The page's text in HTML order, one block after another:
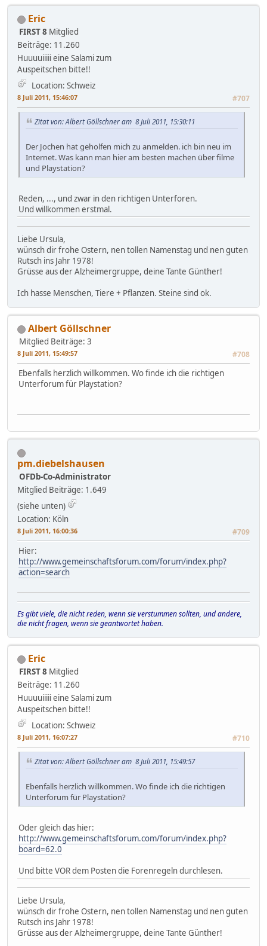
Eric
FIRST 8 Mitglied
Beiträge: 11.260
Huuuuiiiii eine Salami zum
Auspeitschen bitte!!
Location: Schweiz
8 Juli 2011, 15:46:07 #707
Zitat von: Albert Göllschner am 8 Juli 2011, 15:30:11
Der Jochen hat geholfen mich zu anmelden. ich bin neu im
Internet. Was kann man hier am besten machen über filme
und Playstation?
Reden, ..., und zwar in den richtigen Unterforen.
Und willkommen erstmal.
Liebe Ursula,
wünsch dir frohe Ostern, nen tollen Namenstag und nen guten
Rutsch ins Jahr 1978!
Grüsse aus der Alzheimergruppe, deine Tante Günther!
Ich hasse Menschen, Tiere + Pflanzen. Steine sind ok.
Albert Göllschner
Mitglied Beiträge: 3
8 Juli 2011, 15:49:57 #708
Ebenfalls herzlich willkommen. Wo finde ich die richtigen
Unterforum für Playstation?
pm.diebelshausen
OFDb-Co-Administrator
Mitglied Beiträge: 1.649
(siehe unten)
Location: Köln
8 Juli 2011, 16:00:36 #709
Hier:
http://www.gemeinschaftsforum.com/forum/index.php?
action=search
Es gibt viele, die nicht reden, wenn sie verstummen sollten, und andere,
die nicht fragen, wenn sie geantwortet haben.
Eric
FIRST 8 Mitglied
Beiträge: 11.260
Huuuuiiiii eine Salami zum
Auspeitschen bitte!!
Location: Schweiz
8 Juli 2011, 16:07:27 #710
Zitat von: Albert Göllschner am 8 Juli 2011, 15:49:57
Ebenfalls herzlich willkommen. Wo finde ich die richtigen
Unterforum für Playstation?
Oder gleich das hier:
http://www.gemeinschaftsforum.com/forum/index.php?
board=62.0
Und bitte VOR dem Posten die Forenregeln durchlesen.
Liebe Ursula,
wünsch dir frohe Ostern, nen tollen Namenstag und nen guten
Rutsch ins Jahr 1978!
Grüsse aus der Alzheimergruppe, deine Tante Günther!